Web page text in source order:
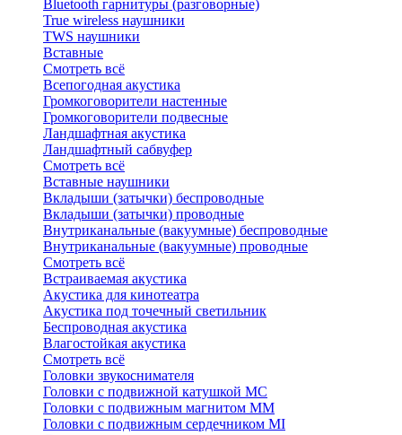
Bluetоoth гарнитуры (разговорные)
True wireless наушники
TWS наушники
Вставные
Смотреть всё
Всепогодная акустика
Громкоговорители настенные
Громкоговорители подвесные
Ландшафтная акустика
Ландшафтный сабвуфер
Смотреть всё
Вставные наушники
Вкладыши (затычки) беспроводные
Вкладыши (затычки) проводные
Внутриканальные (вакуумные) беспроводные
Внутриканальные (вакуумные) проводные
Смотреть всё
Встраиваемая акустика
Акустика для кинотеатра
Акустика под точечный светильник
Беспроводная акустика
Влагостойкая акустика
Смотреть всё
Головки звукоснимателя
Головки с подвижной катушкой MC
Головки с подвижным магнитом ММ
Головки с подвижным сердечником MI